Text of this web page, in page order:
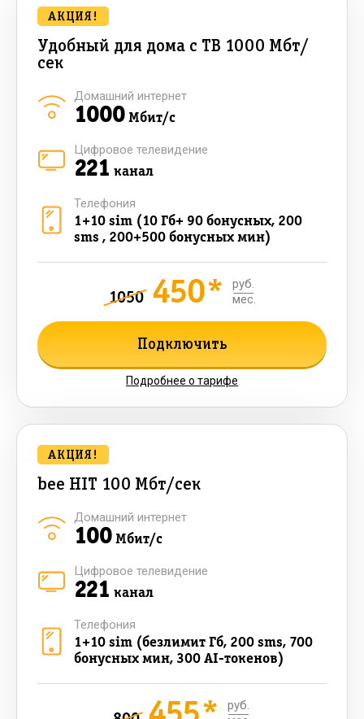
Удобный для дома с ТВ 1000 Мбт/
сек
АКЦИЯ!
1000Мбит/с
Домашний интернет
221 канал
Цифровое телевидение
1+10 sim (10 Гб+ 90 бонусных, 200
sms , 200+500 бонусных мин)
Телефония
1050 450*
руб.
мес.
Подключить
Подробнее о тарифе
bee HIT 100 Мбт/сек
АКЦИЯ!
100Мбит/с
Домашний интернет
221 канал
Цифровое телевидение
1+10 sim (безлимит Гб, 200 sms, 700
бонусных мин, 300 AI-токенов)
Телефония
руб.